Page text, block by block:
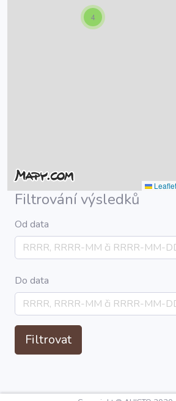
4
Leaflet
Filtrování výsledků
Od data
Do data
Filtrovat